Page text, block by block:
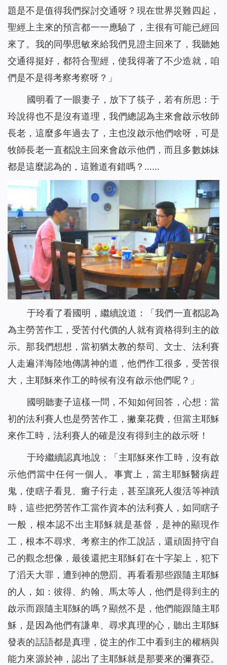
題是不是值得我們探討交通呀？現在世界災難四起，
聖經上主來的預言都一一應驗了，主很有可能已經回
來了。我的同學思敏來給我們見證主回來了，我聽她
交通得挺好，都符合聖經，使我得著了不少造就，咱
們是不是得考察考察呀？」
國明看了一眼妻子，放下了筷子，若有所思：于
玲說得也不是沒有道理，我們總認為主來會啟示牧師
長老，這麼多年過去了，主也沒啟示他們啥呀，可是
牧師長老一直都說主回來會啟示他們，而且多數姊妹
都是這麼認為的，這難道有錯嗎？……
于玲看了看國明，繼續說道：「我們一直都認為
為主勞苦作工，受苦付代價的人就有資格得到主的啟
示。那我們想想，當初猶太教的祭司、文士、法利賽
人走遍洋海陸地傳講神的道，他們作工很多，受苦很
大，主耶穌來作工的時候有沒有啟示他們呢？」
國明聽妻子這樣一問，不知如何回答，心想：當
初的法利賽人也是勞苦作工，撇棄花費，但當主耶穌
來作工時，法利賽人的確是沒有得到主的啟示呀！
于玲繼續認真地說：「主耶穌來作工時，沒有啟
示他們當中任何一個人。事實上，當主耶穌醫病趕
鬼，使瞎子看見、癱子行走，甚至讓死人復活等神蹟
時，這些把勞苦作工當作資本的法利賽人，如同瞎子
一般，根本認不出主耶穌就是基督，是神的顯現作
工，根本不尋求、考察主的作工說話，還頑固持守自
己的觀念想像，最後還把主耶穌釘在十字架上，犯下
了滔天大罪，遭到神的懲罰。再看看那些跟隨主耶穌
的人，如：彼得、約翰、馬太等人，他們是得到主的
啟示而跟隨主耶穌的嗎？顯然不是，他們能跟隨主耶
穌，是因為他們有謙卑、尋求真理的心，聽出主耶穌
發表的話語都是真理，從主的作工中看到主的權柄與
能力來源於神，認出了主耶穌就是那要來的彌賽亞。